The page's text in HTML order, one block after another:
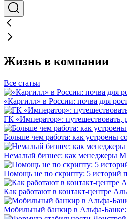
Жизнь в компании
Все статьи
«Каргилл» в России: почва для
ГК «Император»: путешествовать,
Больше чем работа: как устроены
Немалый бизнес: как менеджеры
Помощь не по скрипту: 5 историй
Как работают в контакт-центре
Мобильный банкир в Альфа-